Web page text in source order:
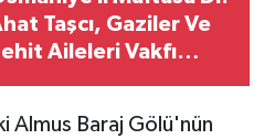
Taşcı, Gaziler Ve
Aileleri Vakfı
Almus Baraj Gölü'nün